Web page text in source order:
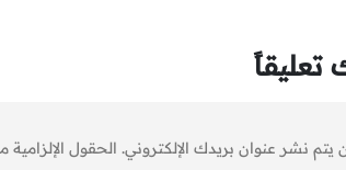
تعليقاً
يتم نشر عنوان بريدك الإلكتروني. الحقول الإلزامية